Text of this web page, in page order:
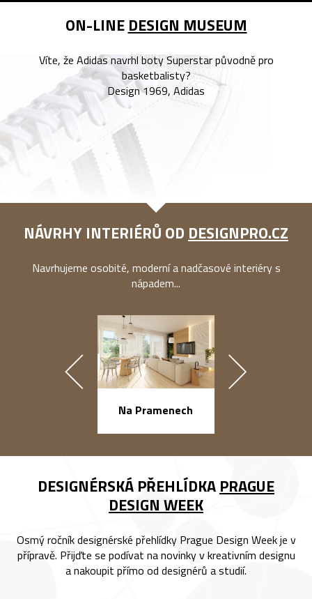
ON-LINE DESIGN MUSEUM
Víte, že Adidas navrhl boty Superstar původně pro
basketbalisty?
Design 1969, Adidas
NÁVRHY INTERIÉRŮ OD DESIGNPRO.CZ
Navrhujeme osobité, moderní a nadčasové interiéry s
nápadem...
Na Pramenech
DESIGNÉRSKÁ PŘEHLÍDKA PRAGUE
DESIGN WEEK
Osmý ročník designérské přehlídky Prague Design Week je v
přípravě. Přijďte se podívat na novinky v kreativním designu
a nakoupit přímo od designérů a studií.